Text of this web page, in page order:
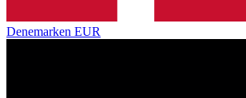
Denemarken EUR